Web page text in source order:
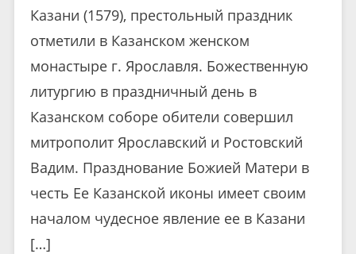
Казани (1579), престольный праздник
отметили в Казанском женском
монастыре г. Ярославля. Божественную
литургию в праздничный день в
Казанском соборе обители совершил
митрополит Ярославский и Ростовский
Вадим. Празднование Божией Матери в
честь Ее Казанской иконы имеет своим
началом чудесное явление ее в Казани
[…]